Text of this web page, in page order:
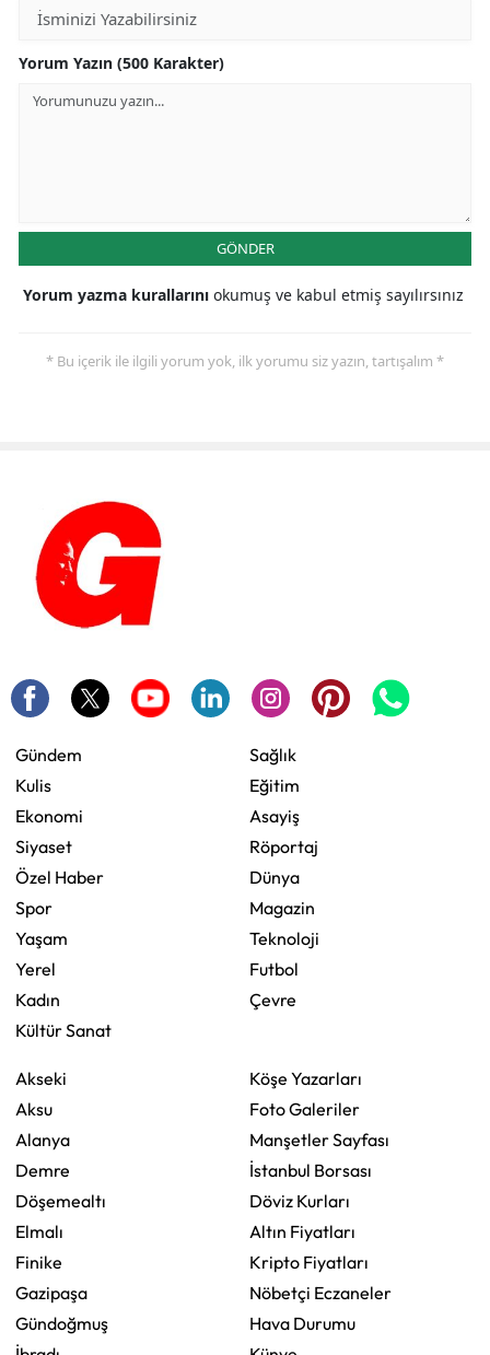
Yorum Yazın (500 Karakter)
GÖNDER
Yorum yazma kurallarını okumuş ve kabul etmiş sayılırsınız
* Bu içerik ile ilgili yorum yok, ilk yorumu siz yazın, tartışalım *
Gündem
Kulis
Ekonomi
Siyaset
Özel Haber
Spor
Yaşam
Yerel
Kadın
Kültür Sanat
Sağlık
Eğitim
Asayiş
Röportaj
Dünya
Magazin
Teknoloji
Futbol
Çevre
Akseki
Aksu
Alanya
Demre
Döşemealtı
Elmalı
Finike
Gazipaşa
Gündoğmuş
Köşe Yazarları
Foto Galeriler
Manşetler Sayfası
İstanbul Borsası
Döviz Kurları
Altın Fiyatları
Kripto Fiyatları
Nöbetçi Eczaneler
Hava Durumu